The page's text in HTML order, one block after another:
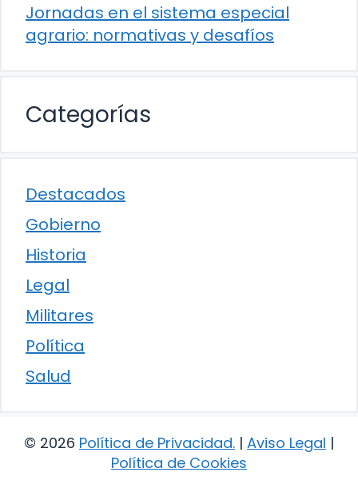
Jornadas en el sistema especial
agrario: normativas y desafíos
Categorías
Destacados
Gobierno
Historia
Legal
Militares
Política
Salud
© 2026 Política de Privacidad. | Aviso Legal |
Política de Cookies